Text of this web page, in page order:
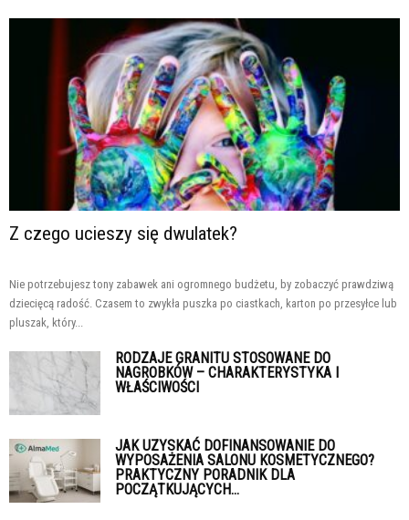
Z czego ucieszy się dwulatek?
Nie potrzebujesz tony zabawek ani ogromnego budżetu, by zobaczyć prawdziwą
dziecięcą radość. Czasem to zwykła puszka po ciastkach, karton po przesyłce lub
pluszak, który...
RODZAJE GRANITU STOSOWANE DO
NAGROBKÓW – CHARAKTERYSTYKA I
WŁAŚCIWOŚCI
JAK UZYSKAĆ DOFINANSOWANIE DO
WYPOSAŻENIA SALONU KOSMETYCZNEGO?
PRAKTYCZNY PORADNIK DLA
POCZĄTKUJĄCYCH...